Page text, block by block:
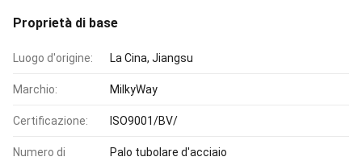
Proprietà di base
Luogo d'origine: La Cina, Jiangsu
Marchio: MilkyWay
Certificazione: ISO9001/BV/
Numero di
Palo tubolare d'acciaio